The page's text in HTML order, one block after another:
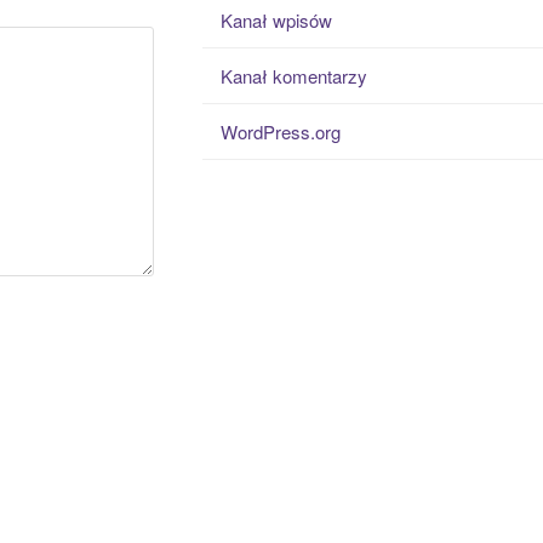
Kanał wpisów
Kanał komentarzy
WordPress.org